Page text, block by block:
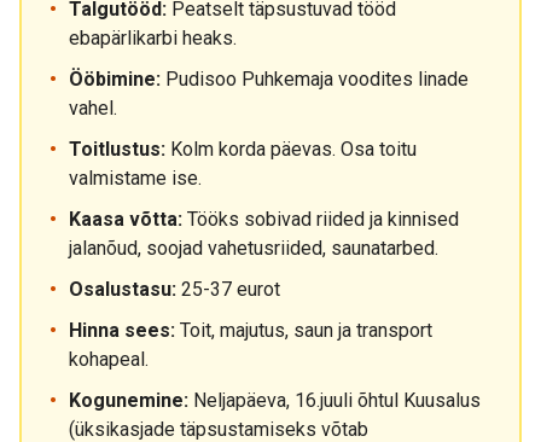
Talgutööd: Peatselt täpsustuvad tööd
ebapärlikarbi heaks.
Ööbimine: Pudisoo Puhkemaja voodites linade
vahel.
Toitlustus: Kolm korda päevas. Osa toitu
valmistame ise.
Kaasa võtta: Tööks sobivad riided ja kinnised
jalanõud, soojad vahetusriided, saunatarbed.
Osalustasu: 25-37 eurot
Hinna sees: Toit, majutus, saun ja transport
kohapeal.
Kogunemine: Neljapäeva, 16.juuli õhtul Kuusalus
(üksikasjade täpsustamiseks võtab